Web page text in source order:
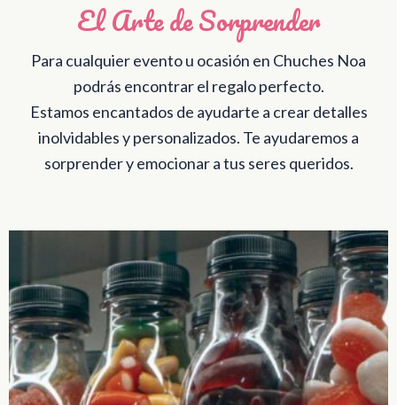
El Arte de Sorprender
Para cualquier evento u ocasión en Chuches Noa
podrás encontrar el regalo perfecto.
Estamos encantados de ayudarte a crear detalles
inolvidables y personalizados. Te ayudaremos a
sorprender y emocionar a tus seres queridos.